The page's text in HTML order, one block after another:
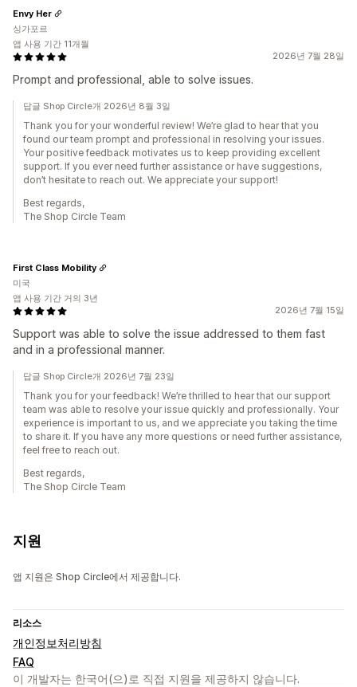
2026년 7월 28일
Prompt and professional, able to solve issues.
Envy Her
싱가포르
앱 사용 기간 11개월
답글 Shop Circle개 2026년 8월 3일
Thank you for your wonderful review! We’re glad to hear that you
found our team prompt and professional in resolving your issues.
Your positive feedback motivates us to keep providing excellent
support. If you ever need further assistance or have suggestions,
don’t hesitate to reach out. We appreciate your support!
Best regards,
The Shop Circle Team
2026년 7월 15일
Support was able to solve the issue addressed to them fast
and in a professional manner.
First Class Mobility
미국
앱 사용 기간 거의 3년
답글 Shop Circle개 2026년 7월 23일
Thank you for your feedback! We’re thrilled to hear that our support
team was able to resolve your issue quickly and professionally. Your
experience is important to us, and we appreciate you taking the time
to share it. If you have any more questions or need further assistance,
feel free to reach out.
Best regards,
The Shop Circle Team
지원
앱 지원은 Shop Circle에서 제공합니다.
리소스
개인정보처리방침
FAQ
이 개발자는 한국어(으)로 직접 지원을 제공하지 않습니다.